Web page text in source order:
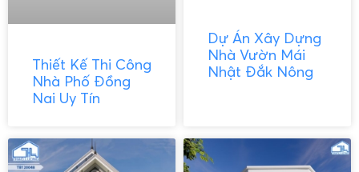
Thiết Kế Thi Công
Nhà Phố Đồng
Nai Uy Tín
Dự Án Xây Dựng
Nhà Vườn Mái
Nhật Đắk Nông